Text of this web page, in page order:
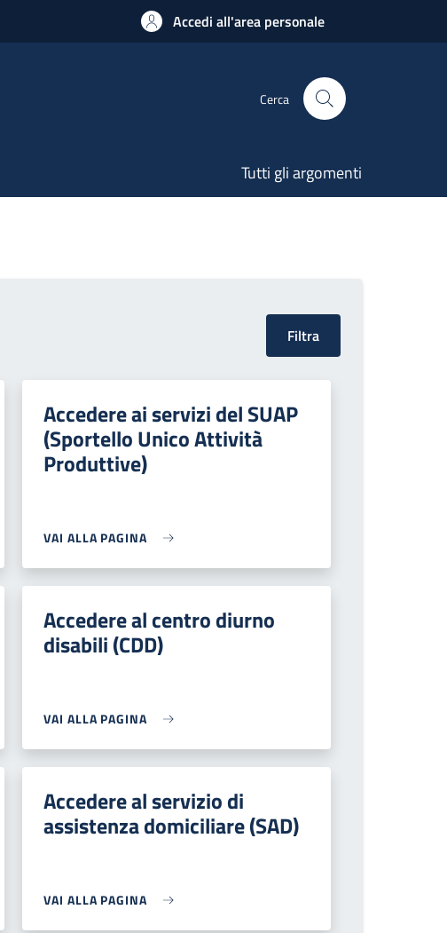
Accedi all'area personale
Cerca
Tutti gli argomenti
Accedere ai servizi del SUAP
(Sportello Unico Attività
Produttive)
VAI ALLA PAGINA
Accedere al centro diurno
disabili (CDD)
VAI ALLA PAGINA
Accedere al servizio di
assistenza domiciliare (SAD)
VAI ALLA PAGINA